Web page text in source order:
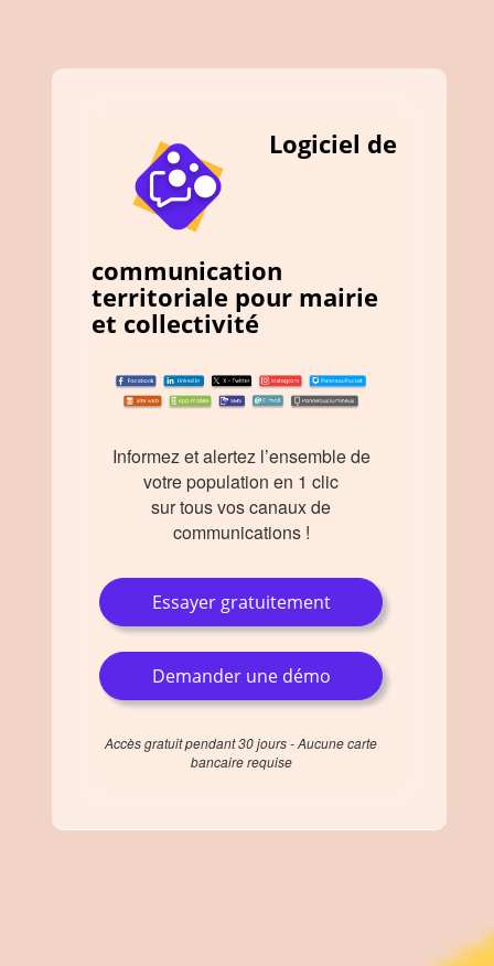
Logiciel de
communication
territoriale pour mairie
et collectivité
Informez et alertez l’ensemble de
votre population en 1 clic
sur tous vos canaux de
communications !
Essayer gratuitement
Demander une démo
Accès gratuit pendant 30 jours - Aucune carte
bancaire requise